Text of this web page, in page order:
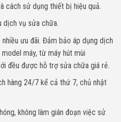
cách sử dụng thiết bị hiệu quả.
dịch vụ sửa chữa.
ưu đãi. Đảm bảo áp dụng dịch
máy, từ máy hút mùi
đều được hỗ trợ sửa chữa giá rẻ.
hàng 24/7 kể cả thứ 7, chủ nhật
không làm gián đoạn việc sử